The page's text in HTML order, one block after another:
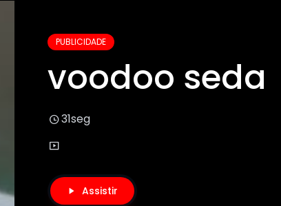
PUBLICIDADE
voodoo seda
31seg
Assistir